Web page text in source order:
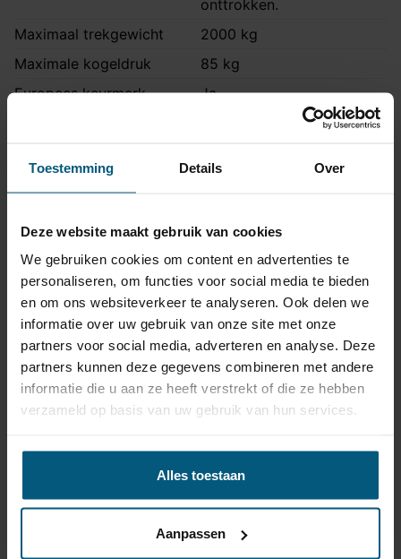
Toestemming Details Over
Deze website maakt gebruik van cookies
We gebruiken cookies om content en advertenties te
personaliseren, om functies voor social media te bieden
en om ons websiteverkeer te analyseren. Ook delen we
informatie over uw gebruik van onze site met onze
partners voor social media, adverteren en analyse. Deze
partners kunnen deze gegevens combineren met andere
informatie die u aan ze heeft verstrekt of die ze hebben
verzameld op basis van uw gebruik van hun services.
Alles toestaan
Aanpassen
onttrokken.
Maximaal trekgewicht
2000 kg
Maximale kogeldruk
85 kg
Europees keurmerk
Ja
Niet voor
RS4 en S4
Opmerking
Montage handleiding
STA-085
Kabelset specificatie
Artikelnummer
JA21010511
Ja